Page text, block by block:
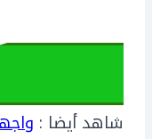
شاهد أيضا :